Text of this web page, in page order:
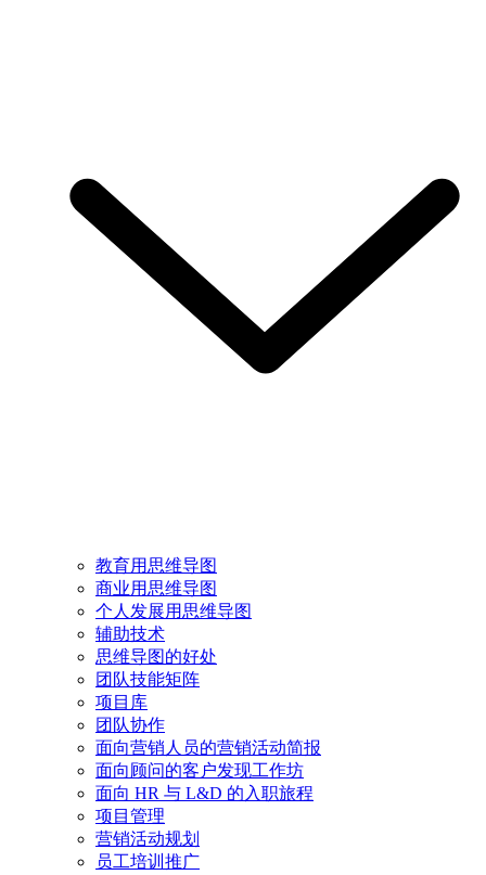
教育用思维导图
商业用思维导图
个人发展用思维导图
辅助技术
思维导图的好处
团队技能矩阵
项目库
团队协作
面向营销人员的营销活动简报
面向顾问的客户发现工作坊
面向 HR 与 L&D 的入职旅程
项目管理
营销活动规划
员工培训推广